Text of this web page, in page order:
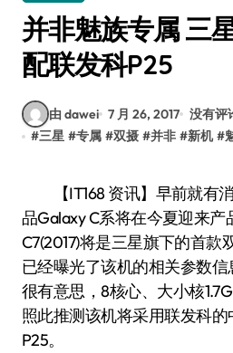
并非魅族专属 三
配联发科P25
由 dawei 7 月 26, 2017 没有评
#三星 #专属 #双摄 #并非 #新机 #
【IT168 资讯】早前就有消息称，三星的中端产
品Galaxy C系将在今夏迎来
C7(2017)将是三星旗下的首款
已经曝光了该机的相关参数
很有意思，8核心、大小核
照此推测该机将采用联发科
P25。